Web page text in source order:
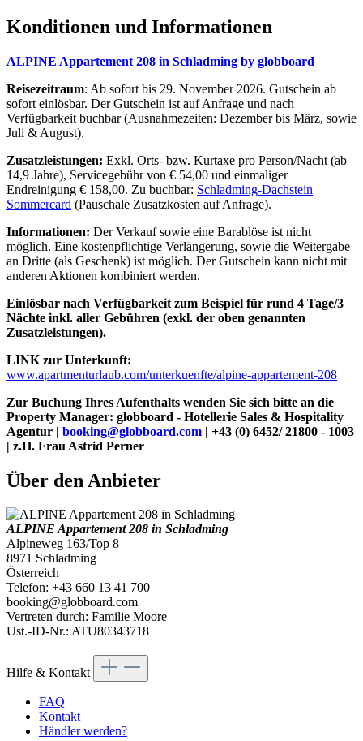
Konditionen und Informationen
ALPINE Appartement 208 in Schladming by globboard
Reisezeitraum: Ab sofort bis 29. November 2026. Gutschein ab
sofort einlösbar. Der Gutschein ist auf Anfrage und nach
Verfügbarkeit buchbar (Ausnahmezeiten: Dezember bis März, sowie
Juli & August).
Zusatzleistungen: Exkl. Orts- bzw. Kurtaxe pro Person/Nacht (ab
14,9 Jahre), Servicegebühr von € 54,00 und einmaliger
Endreinigung € 158,00. Zu buchbar: Schladming-Dachstein
Sommercard (Pauschale Zusatzkosten auf Anfrage).
Informationen: Der Verkauf sowie eine Barablöse ist nicht
möglich. Eine kostenpflichtige Verlängerung, sowie die Weitergabe
an Dritte (als Geschenk) ist möglich. Der Gutschein kann nicht mit
anderen Aktionen kombiniert werden.
Einlösbar nach Verfügbarkeit zum Beispiel für rund 4 Tage/3
Nächte inkl. aller Gebühren (exkl. der oben genannten
Zusatzleistungen).
LINK zur Unterkunft:
www.apartmenturlaub.com/unterkuenfte/alpine-appartement-208
Zur Buchung Ihres Aufenthalts wenden Sie sich bitte an die
Property Manager: globboard - Hotellerie Sales & Hospitality
Agentur | booking@globboard.com | +43 (0) 6452/ 21800 - 1003
| z.H. Frau Astrid Perner
Über den Anbieter
ALPINE Appartement 208 in Schladming
Alpineweg 163/Top 8
8971 Schladming
Österreich
Telefon: +43 660 13 41 700
booking@globboard.com
Vertreten durch: Familie Moore
Ust.-ID-Nr.: ATU80343718
Hilfe & Kontakt
FAQ
Kontakt
Händler werden?